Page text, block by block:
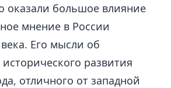
оказали большое влияние
мнение в России
Его мысли об
развития
отличного от западной